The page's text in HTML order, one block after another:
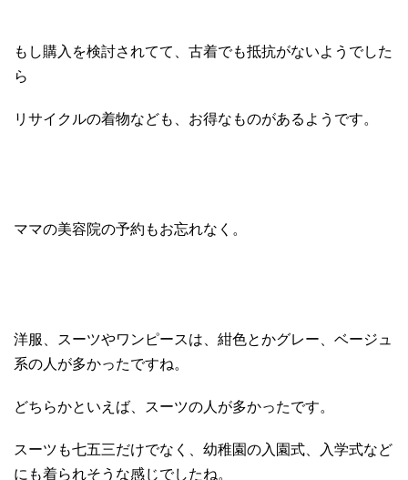
もし購入を検討されてて、古着でも抵抗がないようでした
ら
リサイクルの着物なども、お得なものがあるようです。
ママの美容院の予約もお忘れなく。
洋服、スーツやワンピースは、紺色とかグレー、ベージュ
系の人が多かったですね。
どちらかといえば、スーツの人が多かったです。
スーツも七五三だけでなく、幼稚園の入園式、入学式など
にも着られそうな感じでしたね。